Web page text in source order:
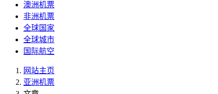
澳洲机票
非洲机票
全球国家
全球城市
国际航空
网站主页
亚洲机票